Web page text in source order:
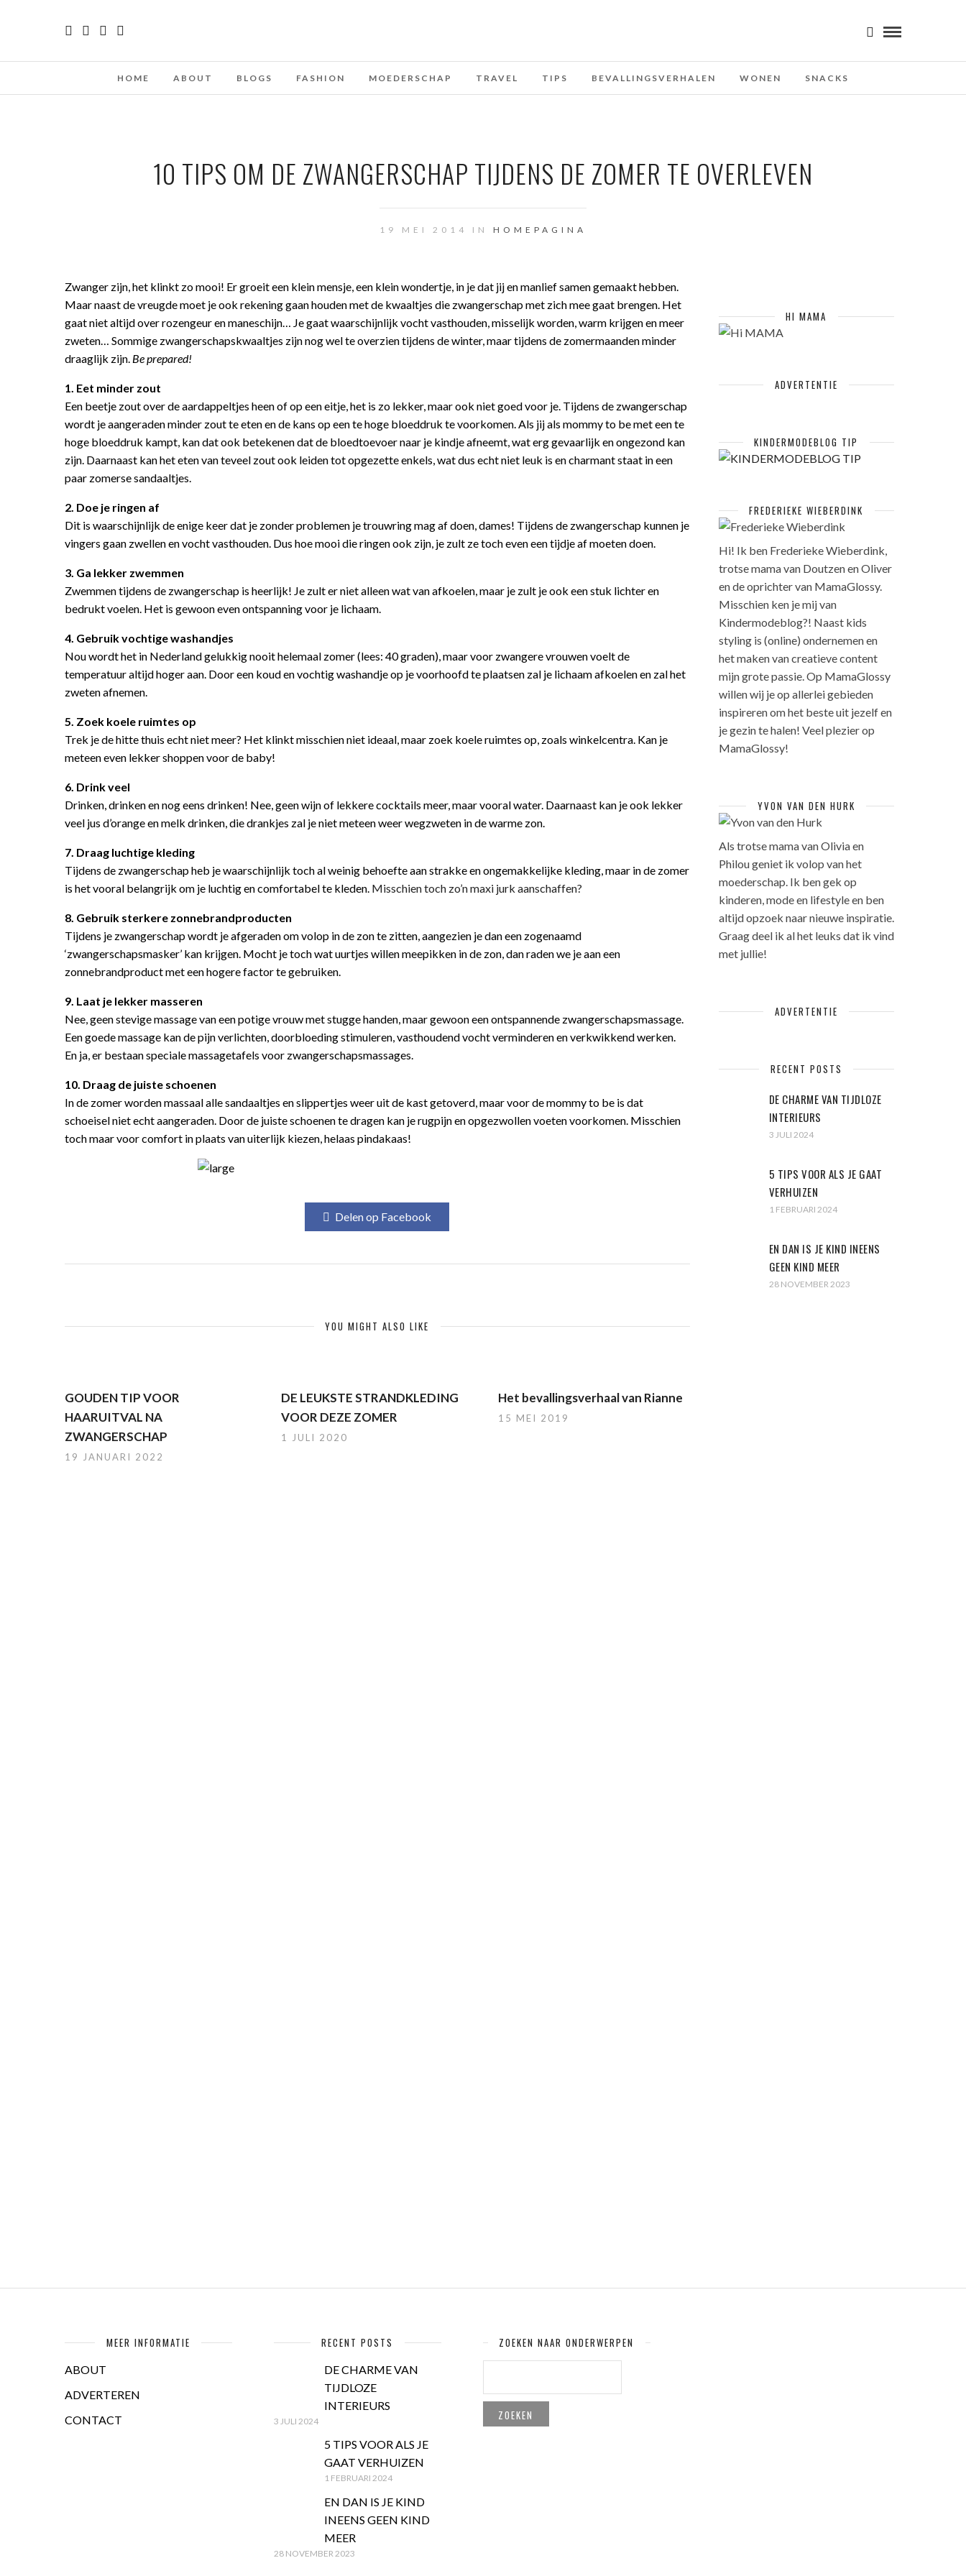
HOME ABOUT BLOGS FASHION MOEDERSCHAP TRAVEL TIPS BEVALLINGSVERHALEN WONEN SNACKS
10 TIPS OM DE ZWANGERSCHAP TIJDENS DE ZOMER TE OVERLEVEN
19 MEI 2014 IN HOMEPAGINA
Zwanger zijn, het klinkt zo mooi! Er groeit een klein mensje, een klein wondertje, in je dat jij en manlief samen gemaakt hebben.
Maar naast de vreugde moet je ook rekening gaan houden met de kwaaltjes die zwangerschap met zich mee gaat brengen. Het
gaat niet altijd over rozengeur en maneschijn… Je gaat waarschijnlijk vocht vasthouden, misselijk worden, warm krijgen en meer
zweten… Sommige zwangerschapskwaaltjes zijn nog wel te overzien tijdens de winter, maar tijdens de zomermaanden minder
draaglijk zijn. Be prepared!
1. Eet minder zout
Een beetje zout over de aardappeltjes heen of op een eitje, het is zo lekker, maar ook niet goed voor je. Tijdens de zwangerschap
wordt je aangeraden minder zout te eten en de kans op een te hoge bloeddruk te voorkomen. Als jij als mommy to be met een te
hoge bloeddruk kampt, kan dat ook betekenen dat de bloedtoevoer naar je kindje afneemt, wat erg gevaarlijk en ongezond kan
zijn. Daarnaast kan het eten van teveel zout ook leiden tot opgezette enkels, wat dus echt niet leuk is en charmant staat in een
paar zomerse sandaaltjes.
2. Doe je ringen af
Dit is waarschijnlijk de enige keer dat je zonder problemen je trouwring mag af doen, dames! Tijdens de zwangerschap kunnen je
vingers gaan zwellen en vocht vasthouden. Dus hoe mooi die ringen ook zijn, je zult ze toch even een tijdje af moeten doen.
3. Ga lekker zwemmen
Zwemmen tijdens de zwangerschap is heerlijk! Je zult er niet alleen wat van afkoelen, maar je zult je ook een stuk lichter en
bedrukt voelen. Het is gewoon even ontspanning voor je lichaam.
4. Gebruik vochtige washandjes
Nou wordt het in Nederland gelukkig nooit helemaal zomer (lees: 40 graden), maar voor zwangere vrouwen voelt de
temperatuur altijd hoger aan. Door een koud en vochtig washandje op je voorhoofd te plaatsen zal je lichaam afkoelen en zal het
zweten afnemen.
5. Zoek koele ruimtes op
Trek je de hitte thuis echt niet meer? Het klinkt misschien niet ideaal, maar zoek koele ruimtes op, zoals winkelcentra. Kan je
meteen even lekker shoppen voor de baby!
6. Drink veel
Drinken, drinken en nog eens drinken! Nee, geen wijn of lekkere cocktails meer, maar vooral water. Daarnaast kan je ook lekker
veel jus d’orange en melk drinken, die drankjes zal je niet meteen weer wegzweten in de warme zon.
7. Draag luchtige kleding
Tijdens de zwangerschap heb je waarschijnlijk toch al weinig behoefte aan strakke en ongemakkelijke kleding, maar in de zomer
is het vooral belangrijk om je luchtig en comfortabel te kleden. Misschien toch zo’n maxi jurk aanschaffen?
8. Gebruik sterkere zonnebrandproducten
Tijdens je zwangerschap wordt je afgeraden om volop in de zon te zitten, aangezien je dan een zogenaamd
‘zwangerschapsmasker’ kan krijgen. Mocht je toch wat uurtjes willen meepikken in de zon, dan raden we je aan een
zonnebrandproduct met een hogere factor te gebruiken.
9. Laat je lekker masseren
Nee, geen stevige massage van een potige vrouw met stugge handen, maar gewoon een ontspannende zwangerschapsmassage.
Een goede massage kan de pijn verlichten, doorbloeding stimuleren, vasthoudend vocht verminderen en verkwikkend werken.
En ja, er bestaan speciale massagetafels voor zwangerschapsmassages.
10. Draag de juiste schoenen
In de zomer worden massaal alle sandaaltjes en slippertjes weer uit de kast getoverd, maar voor de mommy to be is dat
schoeisel niet echt aangeraden. Door de juiste schoenen te dragen kan je rugpijn en opgezwollen voeten voorkomen. Misschien
toch maar voor comfort in plaats van uiterlijk kiezen, helaas pindakaas!
Delen op Facebook
YOU MIGHT ALSO LIKE
GOUDEN TIP VOOR
HAARUITVAL NA
ZWANGERSCHAP
19 JANUARI 2022
DE LEUKSTE STRANDKLEDING
VOOR DEZE ZOMER
1 JULI 2020
Het bevallingsverhaal van Rianne
15 MEI 2019
HI MAMA
ADVERTENTIE
KINDERMODEBLOG TIP
FREDERIEKE WIEBERDINK
Hi! Ik ben Frederieke Wieberdink,
trotse mama van Doutzen en Oliver
en de oprichter van MamaGlossy.
Misschien ken je mij van
Kindermodeblog?! Naast kids
styling is (online) ondernemen en
het maken van creatieve content
mijn grote passie. Op MamaGlossy
willen wij je op allerlei gebieden
inspireren om het beste uit jezelf en
je gezin te halen! Veel plezier op
MamaGlossy!
YVON VAN DEN HURK
Als trotse mama van Olivia en
Philou geniet ik volop van het
moederschap. Ik ben gek op
kinderen, mode en lifestyle en ben
altijd opzoek naar nieuwe inspiratie.
Graag deel ik al het leuks dat ik vind
met jullie!
ADVERTENTIE
RECENT POSTS
DE CHARME VAN TIJDLOZE
INTERIEURS
3 JULI 2024
5 TIPS VOOR ALS JE GAAT
VERHUIZEN
1 FEBRUARI 2024
EN DAN IS JE KIND INEENS
GEEN KIND MEER
28 NOVEMBER 2023
MEER INFORMATIE
ABOUT
ADVERTEREN
CONTACT
RECENT POSTS
DE CHARME VAN
TIJDLOZE
INTERIEURS
3 JULI 2024
5 TIPS VOOR ALS JE
GAAT VERHUIZEN
1 FEBRUARI 2024
EN DAN IS JE KIND
INEENS GEEN KIND
MEER
28 NOVEMBER 2023
ZOEKEN NAAR ONDERWERPEN